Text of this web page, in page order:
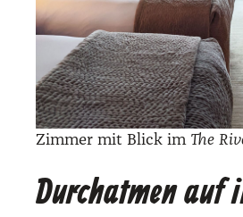
Zim­mer mit Blick im The
Durchatmen auf